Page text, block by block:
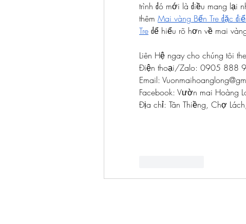
trình đó mới là điều mang lại
thêm Mai vàng Bến Tre đặc
Tre để hiểu rõ hơn về mai
Liên Hệ ngay cho chúng tôi
Điện thoại/Zalo: 0905 888
Email:
Facebook: Vườn mai Hoàng
Địa chỉ: Tân Thiềng, Chợ